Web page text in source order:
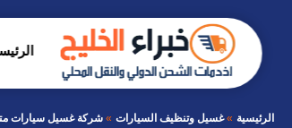
المحتوى
الرئيسية غسيل وتنظيف السيارات شركة غسيل سيارات